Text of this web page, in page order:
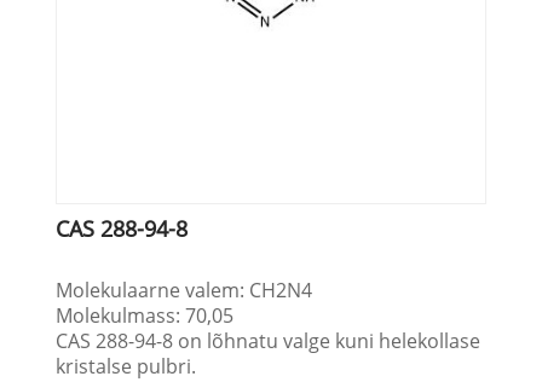
CAS 288-94-8
Molekulaarne valem: CH2N4
Molekulmass: 70,05
CAS 288-94-8 on lõhnatu valge kuni helekollase
kristalse pulbri.